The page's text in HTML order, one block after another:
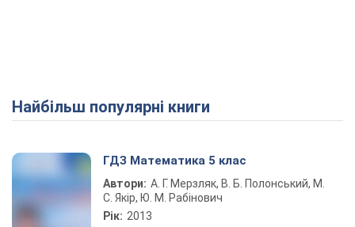
Найбільш популярні книги
ГДЗ Математика 5 клас
Автори: А. Г. Мерзляк, В. Б. Полонський, М.
С. Якір, Ю. М. Рабінович
Рік: 2013